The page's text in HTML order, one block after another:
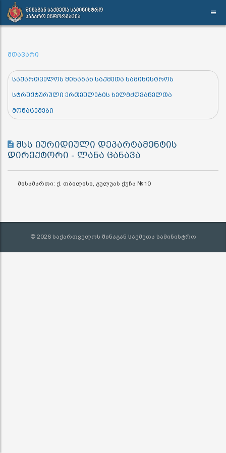
მთავარი
საქართველოს შინაგან საქმეთა სამინისტროს
სტრუქტურული ერთეულების ხელმძღვანელთა
მონაცემები
შსს იურიდიული დეპარტამენტის
დირექტორი - ლანა ცანავა
მისამართი: ქ. თბილისი, გულუას ქუჩა №10
© 2026 საქართველოს შინაგან საქმეთა სამინისტრო